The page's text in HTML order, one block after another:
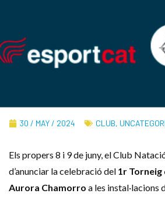
30 / MAY / 2024 CLUB,
Els propers 8 i 9 de juny, el Club
d’anunciar la celebració del 1r
Aurora Chamorro a les instal·lacions